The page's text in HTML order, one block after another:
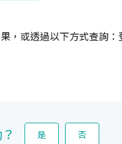
，或透過以下方式查詢
是 否